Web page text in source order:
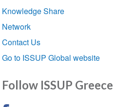
Knowledge Share
Network
Contact Us
Go to ISSUP Global website
Follow ISSUP Greece